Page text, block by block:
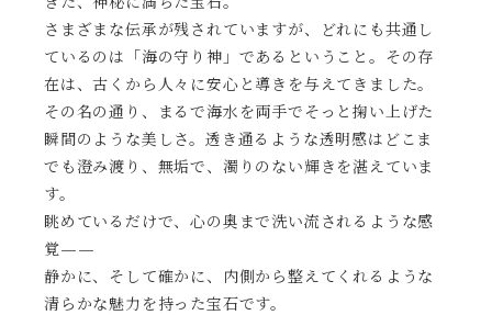
さまざまな伝承が残されていますが、どれにも共通し
ているのは「海の守り神」であるということ。その存
在は、古くから人々に安心と導きを与えてきました。
その名の通り、まるで海水を両手でそっと掬い上げた
瞬間のような美しさ。透き通るような透明感はどこま
でも澄み渡り、無垢で、濁りのない輝きを湛えていま
す。
眺めているだけで、心の奥まで洗い流されるような感
覚——
静かに、そして確かに、内側から整えてくれるような
清らかな魅力を持った宝石です。